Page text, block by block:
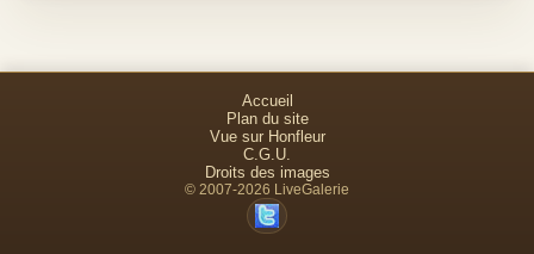
Accueil
Plan du site
Vue sur Honfleur
C.G.U.
Droits des images
© 2007-2026 LiveGalerie